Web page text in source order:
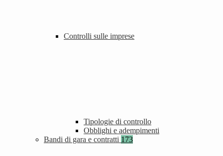
Controlli sulle imprese
Tipologie di controllo
Obblighi e adempimenti
Bandi di gara e contratti 173